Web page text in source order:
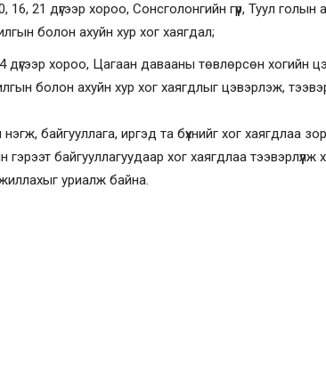
16, 21 дүгээр хороо, Сонсголонгийн гүүр, Туул
болон ахуйн хур хог хаягдал;
34 дүгээр хороо, Цагаан давааны төвлөрсөн хогийн
болон ахуйн хур хог хаягдлыг цэвэрлэж,
байгууллага, иргэд та бүхнийг хог хаягдлаа
гэрээт байгууллагуудаар хог хаягдлаа
уриалж байна.